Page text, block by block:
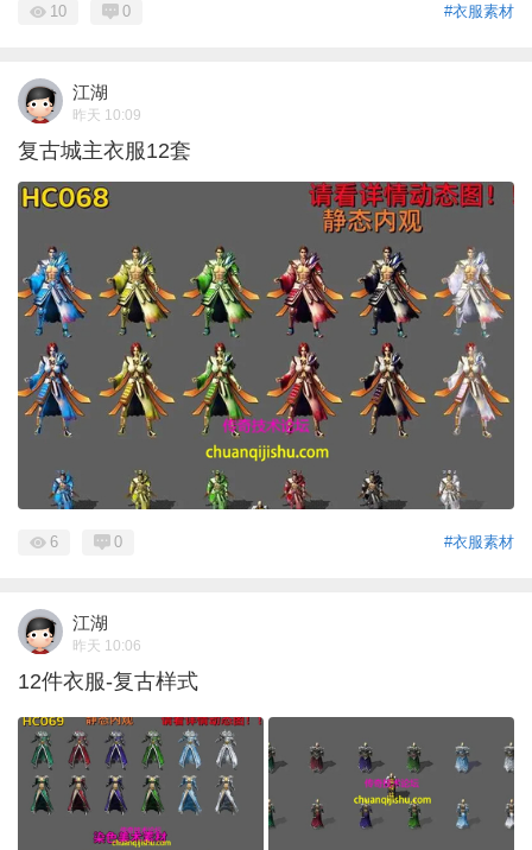
#衣服素材
10 0
江湖
昨天 10:09
复古城主衣服12套
#衣服素材
6 0
江湖
昨天 10:06
12件衣服-复古样式